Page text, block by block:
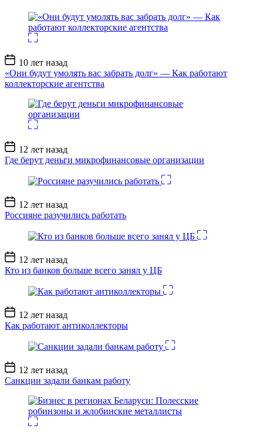
Дата
записи
10 лет назад
«Они будут умолять вас забрать долг» — Как работают
коллекторские агентства
Дата
записи
12 лет назад
Где берут деньги микрофинансовые организации
Дата
записи
12 лет назад
Россияне разучились работать
Дата
записи
12 лет назад
Кто из банков больше всего занял у ЦБ
Дата
записи
12 лет назад
Как работают антиколлекторы
Дата
записи
12 лет назад
Санкции задали банкам работу